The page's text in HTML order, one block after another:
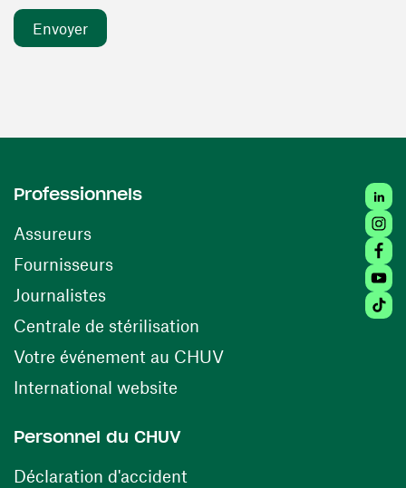
Professionnels
Assureurs
Fournisseurs(ouvre une nouvelle fenêtre)
Journalistes
Centrale de stérilisation (ouvre une nouvelle
Votre événement au CHUV(ouvre une nouvelle
International website
Personnel du CHUV
Déclaration d'accident